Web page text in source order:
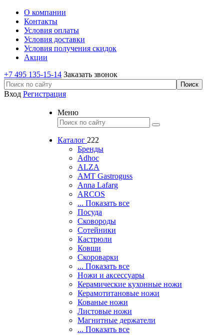
О компании
Контакты
Условия оплаты
Условия доставки
Условия получения скидок
Акции
+7 495 135-15-14 Заказать звонок
Вход Регистрация
Меню
Каталог 222
Бренды
Adhoc
ALZA
AMT Gastroguss
Anna Lafarg
ARCOS
... Показать все
Посуда
Сковороды
Сотейники
Кастрюли
Ковши
Скороварки
... Показать все
Ножи и аксессуары
Керамические кухонные ножи
Керамотитановые ножи
Кованые ножи
Листовые ножи
Магнитные держатели
... Показать все